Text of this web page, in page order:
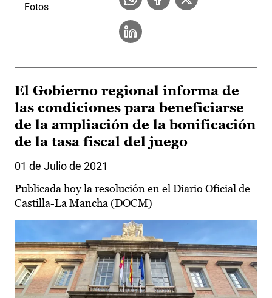
Fotos
El Gobierno regional informa de
las condiciones para beneficiarse
de la ampliación de la bonificación
de la tasa fiscal del juego
01 de Julio de 2021
Publicada hoy la resolución en el Diario Oficial de
Castilla-La Mancha (DOCM)